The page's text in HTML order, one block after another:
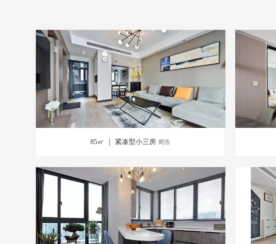
85㎡ ｜ 紧凑型小三房 周浩